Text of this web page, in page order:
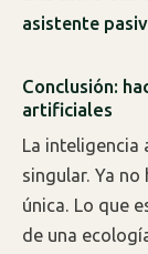
asistente
Conclusión:
artificiales
La inteligencia
singular. Ya
única. Lo que
de una